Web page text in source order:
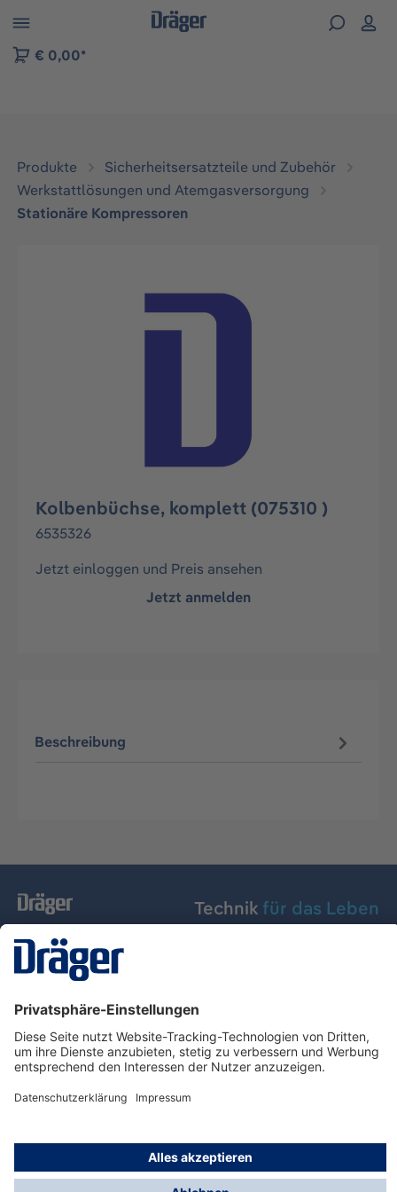
der B2B-Plattform springen
€ 0,00*
Produkte
Sicherheitsersatzteile und Zubehör
Werkstattlösungen und Atemgasversorgung
Stationäre Kompressoren
Bildergalerie überspringen
Kolbenbüchse, komplett (075310 )
6535326
Jetzt einloggen und Preis ansehen
Jetzt anmelden
Beschreibung
Technik für das Leben
Dräger Austria GmbH
Über Dräger
Informationen
© Dräger Austria GmbH, 2024
* Alle Preise exkl. gesetzl. Mehrwertsteuer zzgl.